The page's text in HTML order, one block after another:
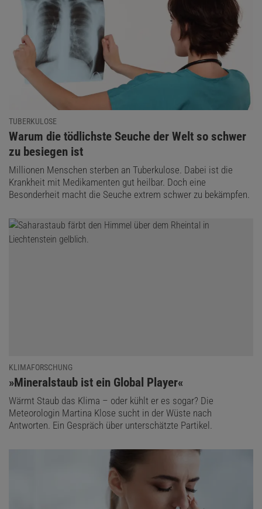
TUBERKULOSE
:
Warum die tödlichste Seuche der Welt so schwer
zu besiegen ist
Millionen Menschen sterben an Tuberkulose. Dabei ist die
Krankheit mit Medikamenten gut heilbar. Doch eine
Besonderheit macht die Seuche extrem schwer zu bekämpfen.
KLIMAFORSCHUNG
:
»Mineralstaub ist ein Global Player«
Wärmt Staub das Klima – oder kühlt er es sogar? Die
Meteorologin Martina Klose sucht in der Wüste nach
Antworten. Ein Gespräch über unterschätzte Partikel.